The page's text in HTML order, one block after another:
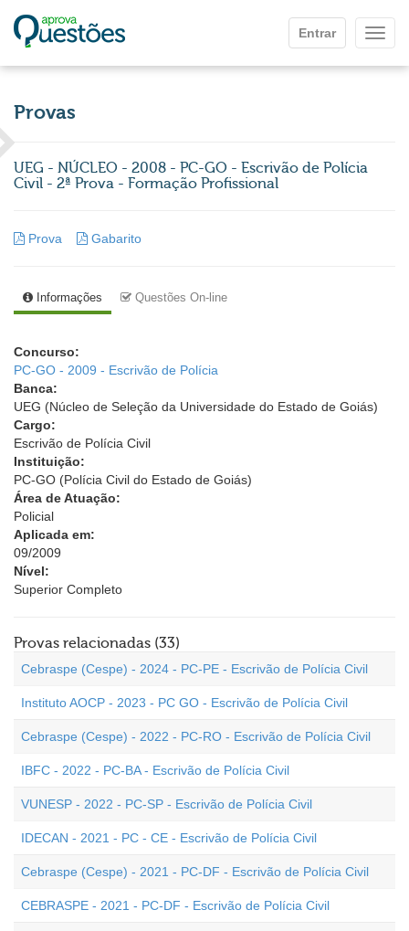
Entrar
Provas
UEG - NÚCLEO - 2008 - PC-GO - Escrivão de Polícia
Civil - 2ª Prova - Formação Profissional
Prova Gabarito
Informações Questões On-line
Concurso:
PC-GO - 2009 - Escrivão de Polícia
Banca:
UEG (Núcleo de Seleção da Universidade do Estado de Goiás)
Cargo:
Escrivão de Polícia Civil
Instituição:
PC-GO (Polícia Civil do Estado de Goiás)
Área de Atuação:
Policial
Aplicada em:
09/2009
Nível:
Superior Completo
Provas relacionadas (33)
Cebraspe (Cespe) - 2024 - PC-PE - Escrivão de Polícia Civil
Instituto AOCP - 2023 - PC GO - Escrivão de Polícia Civil
Cebraspe (Cespe) - 2022 - PC-RO - Escrivão de Polícia Civil
IBFC - 2022 - PC-BA - Escrivão de Polícia Civil
VUNESP - 2022 - PC-SP - Escrivão de Polícia Civil
IDECAN - 2021 - PC - CE - Escrivão de Polícia Civil
Cebraspe (Cespe) - 2021 - PC-DF - Escrivão de Polícia Civil
CEBRASPE - 2021 - PC-DF - Escrivão de Polícia Civil